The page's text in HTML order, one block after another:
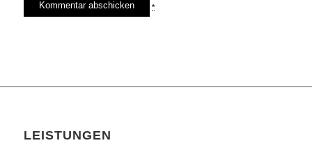
diese Website einverstanden.*
LEISTUNGEN